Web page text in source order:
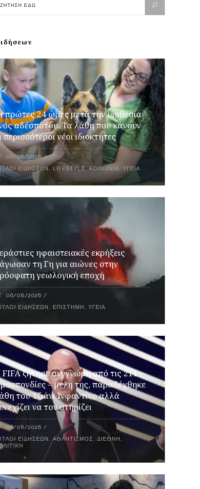
πρώτες 24 ώρες μετά την υιοθεσία
αδέσποτου: Τα λάθη που κάνουν
περισσότεροι νέοι ιδιοκτήτες
06/08/2026
ΕΙΔΉΣΕΩΝ , LIFESTYLE, ΚΟΙΝΩΝΊΑ,ΥΓΕΊΑ
ηφαιστειακές εκρήξεις
τη Γη για αιώνες στην
γεωλογική εποχή
06/08/2026
ΕΙΔΉΣΕΩΝ , ΕΠΙΣΤΉΜΗ ,ΥΓΕΊΑ
ζήτησε συγγνώμη από τις 211
– μέλη της, παραδέχθηκε
του Τζιάνι Ινφαντίνο αλλά
να τον στηρίζει
06/08/2026
ΕΙΔΉΣΕΩΝ ,ΑΘΛΗΤΙΣΜΌΣ,ΔΙΕΘΝΉ ,